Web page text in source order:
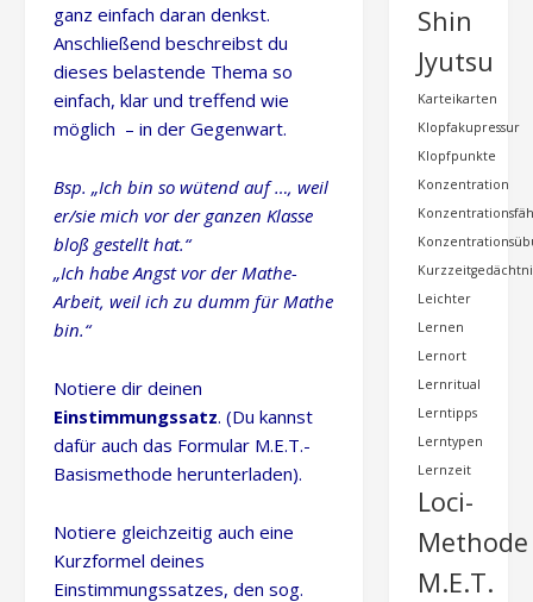
ganz einfach daran denkst.
Anschließend beschreibst du
dieses belastende Thema so
einfach, klar und treffend wie
möglich – in der Gegenwart.
Bsp. „Ich bin so wütend auf …, weil
er/sie mich vor der ganzen Klasse
bloß gestellt hat.“
„Ich habe Angst vor der Mathe-
Arbeit, weil ich zu dumm für Mathe
bin.“
Notiere dir deinen
Einstimmungssatz. (Du kannst
dafür auch das Formular M.E.T.-
Basismethode herunterladen).
Notiere gleichzeitig auch eine
Kurzformel deines
Einstimmungssatzes, den sog.
Shin
Jyutsu
Karteikarten
Klopfakupressur
Klopfpunkte
Konzentration
Leichter
Lernen
Lernort
Lernritual
Lerntipps
Lerntypen
Lernzeit
Loci-
Methode
M.E.T.